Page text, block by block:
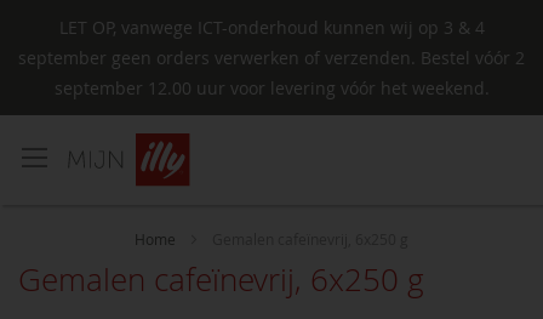
LET OP, vanwege ICT-onderhoud kunnen wij op 3 & 4
september geen orders verwerken of verzenden. Bestel vóór 2
september 12.00 uur voor levering vóór het weekend.
Home
Gemalen cafeïnevrij, 6x250 g